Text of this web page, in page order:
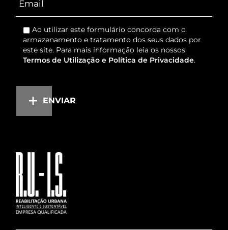
Ao utilizar este formulário concorda com o
armazenamento e tratamento dos seus dados por
este site. Para mais informação leia os nossos
Termos de Utilização e Política de Privacidade.
ENVIAR